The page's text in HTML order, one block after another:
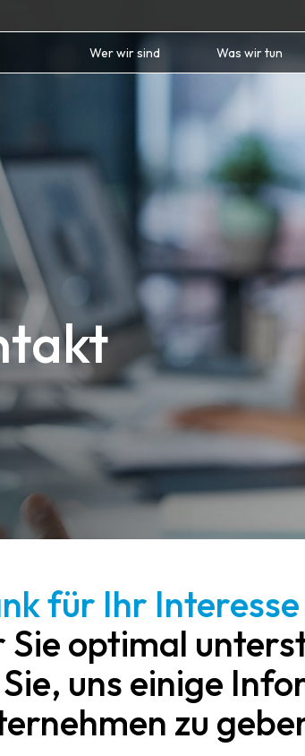
Wer wir sind Was wir tun
für Ihr
optimal
uns einige
zu